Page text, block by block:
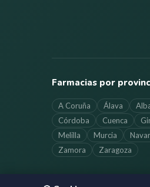
Farmacias por
A Coruña Álava
Córdoba
Cuenca
Melilla
Murcia
Zamora
Zaragoza